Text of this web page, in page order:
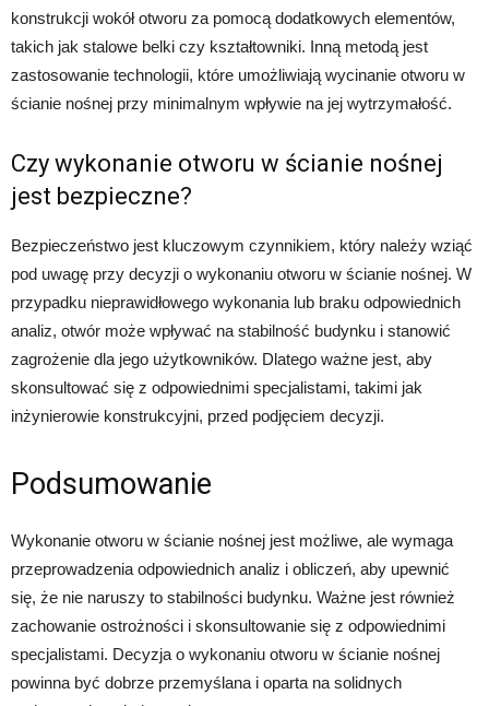
konstrukcji wokół otworu za pomocą dodatkowych elementów,
takich jak stalowe belki czy kształtowniki. Inną metodą jest
zastosowanie technologii, które umożliwiają wycinanie otworu w
ścianie nośnej przy minimalnym wpływie na jej wytrzymałość.
Czy wykonanie otworu w ścianie nośnej
jest bezpieczne?
Bezpieczeństwo jest kluczowym czynnikiem, który należy wziąć
pod uwagę przy decyzji o wykonaniu otworu w ścianie nośnej. W
przypadku nieprawidłowego wykonania lub braku odpowiednich
analiz, otwór może wpływać na stabilność budynku i stanowić
zagrożenie dla jego użytkowników. Dlatego ważne jest, aby
skonsultować się z odpowiednimi specjalistami, takimi jak
inżynierowie konstrukcyjni, przed podjęciem decyzji.
Podsumowanie
Wykonanie otworu w ścianie nośnej jest możliwe, ale wymaga
przeprowadzenia odpowiednich analiz i obliczeń, aby upewnić
się, że nie naruszy to stabilności budynku. Ważne jest również
zachowanie ostrożności i skonsultowanie się z odpowiednimi
specjalistami. Decyzja o wykonaniu otworu w ścianie nośnej
powinna być dobrze przemyślana i oparta na solidnych